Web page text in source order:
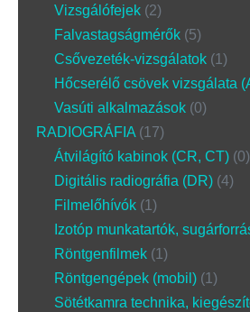
Vizsgálófejek 2
Falvastagságmérők 5
Csővezeték-vizsgálatok 1
Hőcserélő csövek vizsgálata
Vasúti alkalmazások 0
RADIOGRÁFIA 17
Átvilágító kabinok (CR, CT) 0
Digitális radiográfia (DR) 4
Filmelőhívók 1
Izotóp munkatartók,
Röntgenfilmek 1
Röntgengépek (mobil) 1
Sötétkamra technika,